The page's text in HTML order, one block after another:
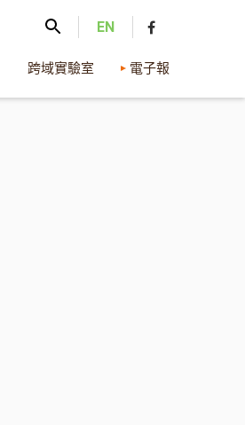
跨域實驗室 電子報
EN